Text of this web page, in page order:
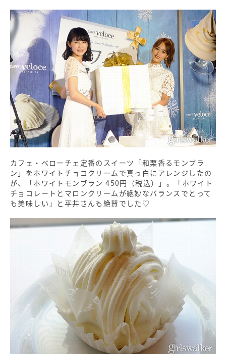
カフェ・ベローチェ定番のスイーツ「和栗香るモンブラ
ン」をホワイトチョコクリームで真っ白にアレンジしたの
が、「ホワイトモンブラン 450円（税込）」。「ホワイト
チョコレートとマロンクリームが絶妙なバランスでとって
も美味しい」と平井さんも絶賛でした♡